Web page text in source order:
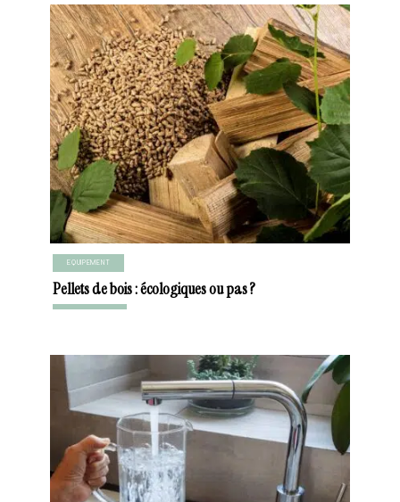
EQUIPEMENT
Pellets de bois : écologiques ou pas ?